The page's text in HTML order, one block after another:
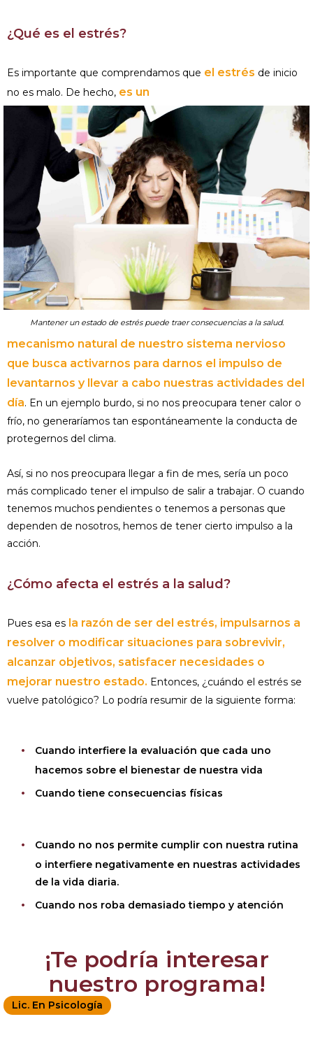
¿Qué es el estrés?
Es importante que comprendamos que el estrés de inicio
no es malo. De hecho, es un
Mantener un estado de estrés puede traer consecuencias a la salud.
mecanismo natural de nuestro sistema nervioso
que busca activarnos para darnos el impulso de
levantarnos y llevar a cabo nuestras actividades del
día. En un ejemplo burdo, si no nos preocupara tener calor o
frío, no generaríamos tan espontáneamente la conducta de
protegernos del clima.
Así, si no nos preocupara llegar a fin de mes, sería un poco
más complicado tener el impulso de salir a trabajar. O cuando
tenemos muchos pendientes o tenemos a personas que
dependen de nosotros, hemos de tener cierto impulso a la
acción.
¿Cómo afecta el estrés a la salud?
Pues esa es la razón de ser del estrés, impulsarnos a
resolver o modificar situaciones para sobrevivir,
alcanzar objetivos, satisfacer necesidades o
mejorar nuestro estado. Entonces, ¿cuándo el estrés se
vuelve patológico? Lo podría resumir de la siguiente forma:
Cuando interfiere la evaluación que cada uno
hacemos sobre el bienestar de nuestra vida
Cuando tiene consecuencias físicas
Cuando no nos permite cumplir con nuestra rutina
o interfiere negativamente en nuestras actividades
de la vida diaria.
Cuando nos roba demasiado tiempo y atención
¡Te podría interesar
nuestro programa!
Lic. En Psicología